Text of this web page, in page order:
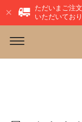
ただいまご注
いただいており